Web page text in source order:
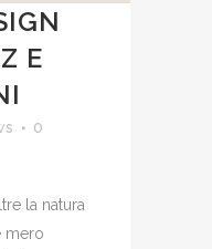
E
0
la natura
mero